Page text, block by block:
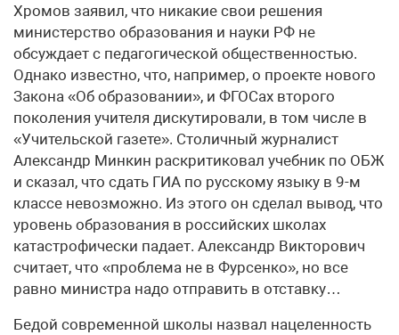
Хромов заявил, что никакие свои решения
министерство образования и науки РФ не
обсуждает с педагогической общественностью.
Однако известно, что, например, о проекте нового
Закона «Об образовании», и ФГОСах второго
поколения учителя дискутировали, в том числе в
«Учительской газете». Столичный журналист
Александр Минкин раскритиковал учебник по ОБЖ
и сказал, что сдать ГИА по русскому языку в 9-м
классе невозможно. Из этого он сделал вывод, что
уровень образования в российских школах
катастрофически падает. Александр Викторович
считает, что «проблема не в Фурсенко», но все
равно министра надо отправить в отставку…
Бедой современной школы назвал нацеленность